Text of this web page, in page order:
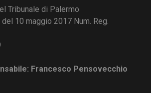
Tribunale di Palermo
del 10 maggio 2017 Num. Reg.
Francesco Pensovecchio